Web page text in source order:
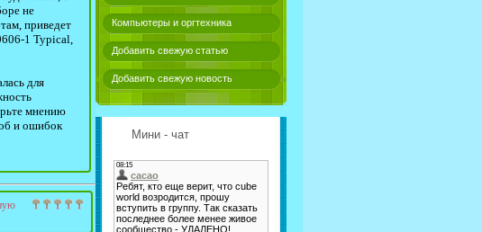
не
приведет
1 Typical,
для
мнению
и ошибок
Компьютеры и оргтехника
Добавить свежую статью
Добавить свежую новость
Мини - чат